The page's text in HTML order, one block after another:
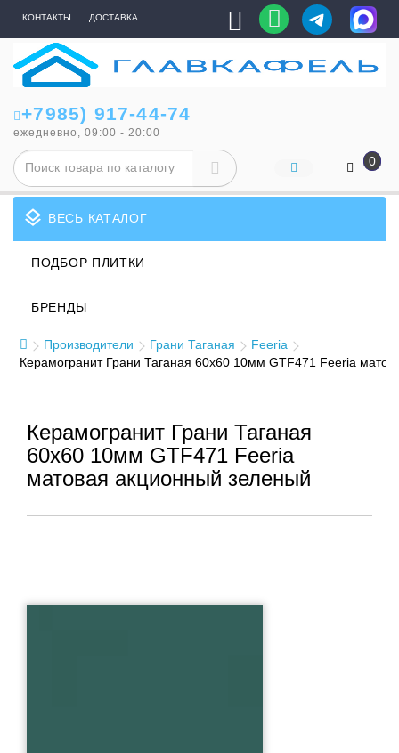
КОНТАКТЫ ДОСТАВКА
+7985) 917-44-74
ежедневно, 09:00 - 20:00
0
layers ВЕСЬ КАТАЛОГ
ПОДБОР ПЛИТКИ
БРЕНДЫ
Производители Грани Таганая
Feeria
Керамогранит Грани Таганая 60x60 10мм GTF471 Feeria
Керамогранит Грани Таганая
60x60 10мм GTF471 Feeria
матовая акционный зеленый